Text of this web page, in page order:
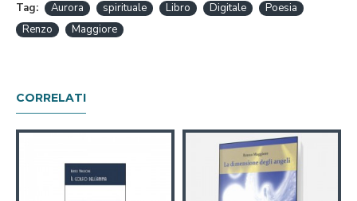
Tag: Aurora spirituale Libro Digitale
Poesia
Renzo
Maggiore
CORRELATI